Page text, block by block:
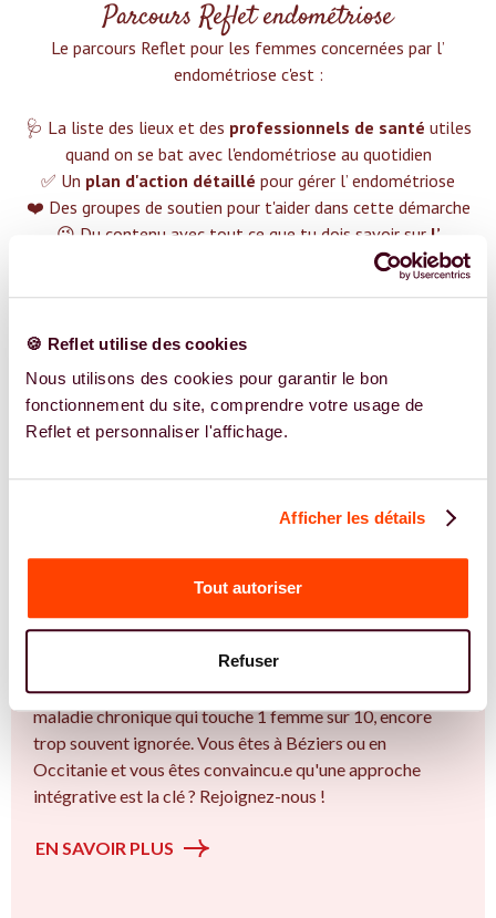
🍪 Reflet utilise des cookies
Nous utilisons des cookies pour garantir le bon
fonctionnement du site, comprendre votre usage de
Reflet et personnaliser l'affichage.
Afficher les détails
Tout autoriser
Refuser
Parcours Reflet endométriose
Le parcours Reflet pour les femmes concernées par l’
endométriose c'est :‍
🩺 La liste des lieux et des professionnels de santé utiles
quand on se bat avec l'endométriose au quotidien
✅ Un plan d'action détaillé pour gérer l’ endométriose
❤️ Des groupes de soutien pour t'aider dans cette démarche
😉 Du contenu avec tout ce que tu dois savoir sur l’
Vous êtes Sage Femme expert.e.s en
Vous êtes Sage Femme spécialiste dans dans
l'accompagnement des femmes et des couples sur la
thématique de la fertilité et particulièrement sur l’ Une
maladie chronique qui touche 1 femme sur 10, encore
trop souvent ignorée. Vous êtes à Béziers ou en
Occitanie et vous êtes convaincu.e qu'une approche
intégrative est la clé ? Rejoignez-nous !
EN SAVOIR PLUS